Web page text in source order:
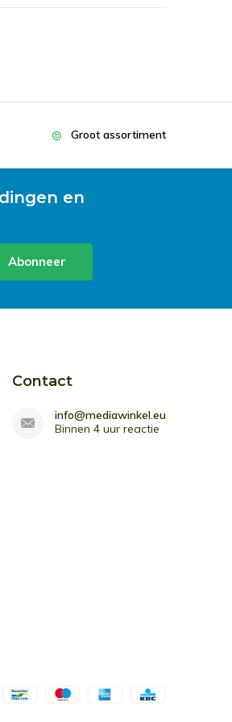
Groot assortiment
en
Abonneer
Contact
info@mediawinkel.eu
Binnen 4 uur reactie